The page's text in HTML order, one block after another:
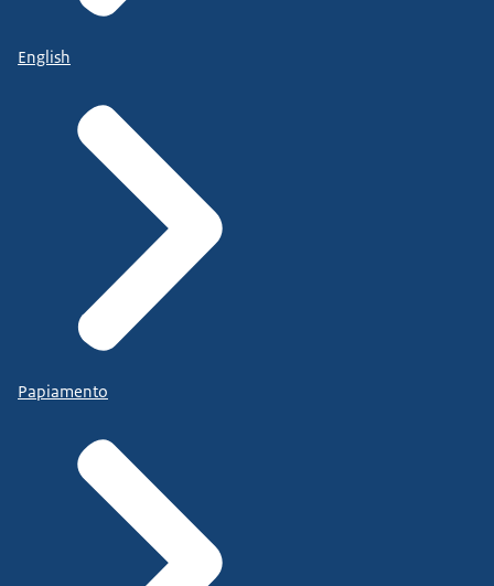
English
Papiamento